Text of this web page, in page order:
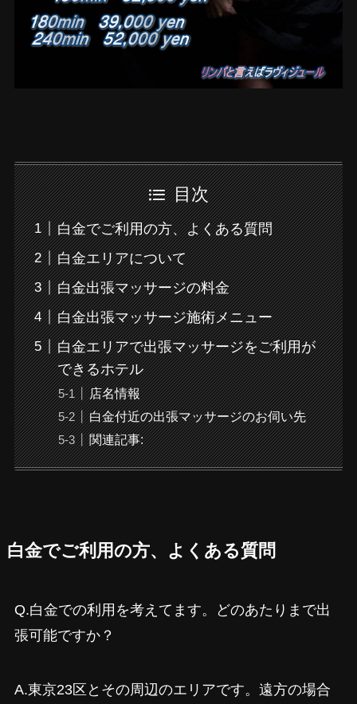
目次
白金でご利用の方、よくある質問
白金エリアについて
白金出張マッサージの料金
白金出張マッサージ施術メニュー
白金エリアで出張マッサージをご利用が
できるホテル
店名情報
白金付近の出張マッサージのお伺い先
関連記事:
白金でご利用の方、よくある質問
Q.白金での利用を考えてます。どのあたりまで出
張可能ですか？
A.東京23区とその周辺のエリアです。遠方の場合